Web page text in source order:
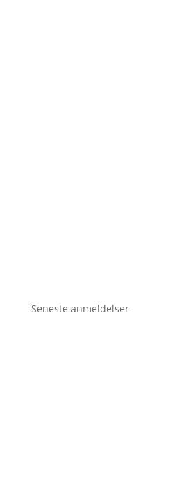
Seneste anmeldelser